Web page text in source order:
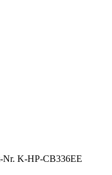
Nr. K-HP-CB336EE